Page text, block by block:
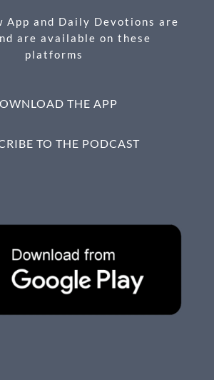
App and Daily Devotions are
are available on these
platforms
THE APP
TO THE PODCAST